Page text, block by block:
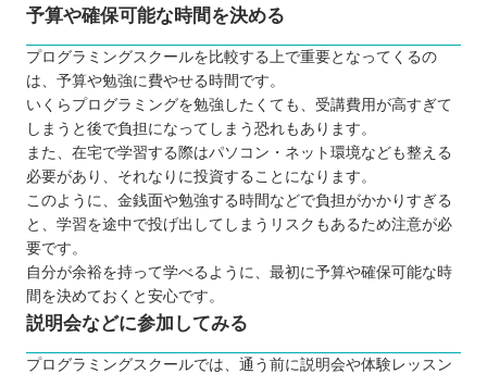
【長野】大人向けのおすすめプログラミングスクー
ル7選
TECH I.S.（テックアイエス）
RUNTEQ（ランテック）
ピュアパソコンスクール
パソコンレッスンcafé
Winスクール
ハロー！パソコン教室 イトーヨーカドー上
田校
パソコンスクールすきこそじょうず
【長野】子ども向けのおすすめプログラミングス
クール3選
予算や確保可能な時間を決める
プログラミングスクールを比較する上で重要となってくるの
は、予算や勉強に費やせる時間です。
いくらプログラミングを勉強したくても、受講費用が高すぎて
しまうと後で負担になってしまう恐れもあります。
また、在宅で学習する際はパソコン・ネット環境なども整える
必要があり、それなりに投資することになります。
このように、金銭面や勉強する時間などで負担がかかりすぎる
と、学習を途中で投げ出してしまうリスクもあるため注意が必
要です。
自分が余裕を持って学べるように、最初に予算や確保可能な時
間を決めておくと安心です。
説明会などに参加してみる
プログラミングスクールでは、通う前に説明会や体験レッスン